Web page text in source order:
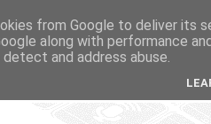
from Google to deliver its
along with performance
and address abuse.